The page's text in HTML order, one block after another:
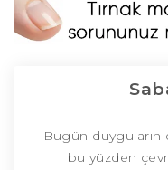
Bugün duyguların
bu yüzden